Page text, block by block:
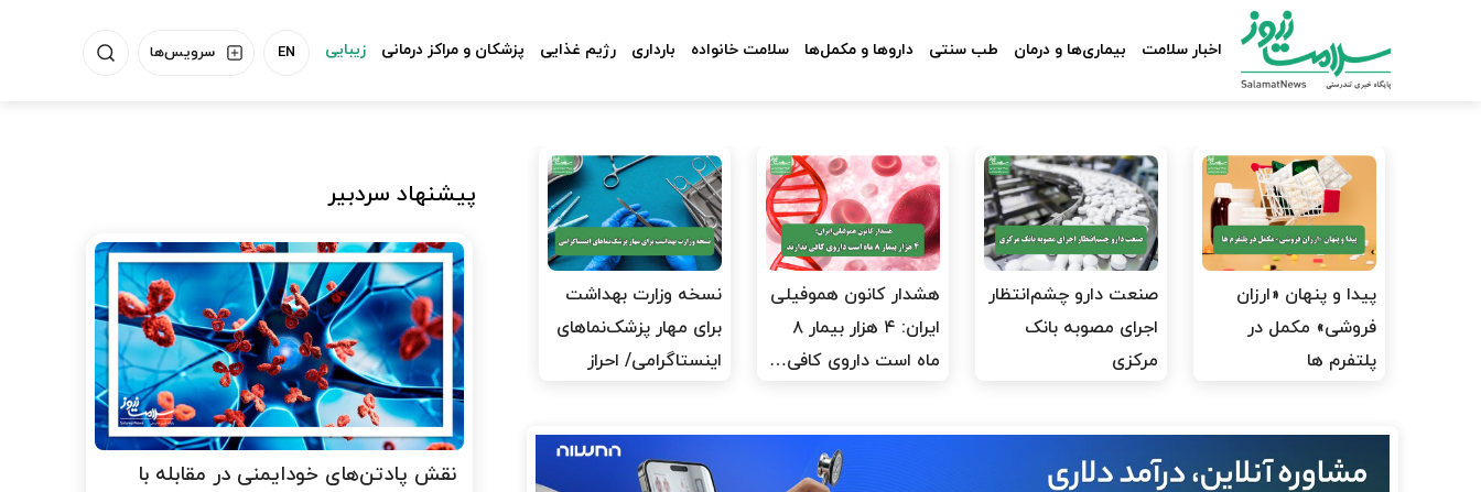
سرویس‌ها EN اخبار سلامت بیماری‌ها و درمان طب سنتی داروها و مکمل‌ها سلامت خانواده بارداری رژیم غذایی پزشکان و مراکز درمانی زیبایی
پیدا و پنهان «ارزان
فروشی» مکمل در
پلتفرم ها
صنعت دارو چشم‌انتظار
اجرای مصوبه بانک
مرکزی
هشدار کانون هموفیلی
ایران: ۴ هزار بیمار ۸
ماه است داروی کافی…
نسخه وزارت بهداشت
برای مهار پزشک‌نماهای
اینستاگرامی/ احراز
پیشنهاد سردبیر
نقش پادتن‌های خودایمنی در مقابله با